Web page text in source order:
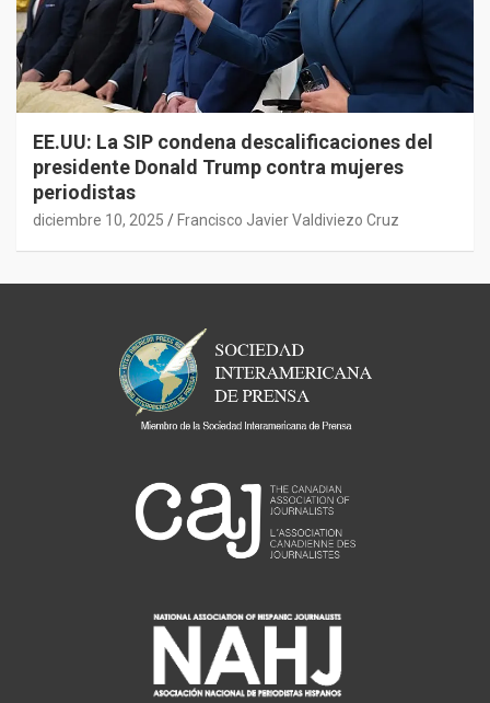
EE.UU: La SIP condena descalificaciones del
presidente Donald Trump contra mujeres
periodistas
diciembre 10, 2025 Francisco Javier Valdiviezo Cruz